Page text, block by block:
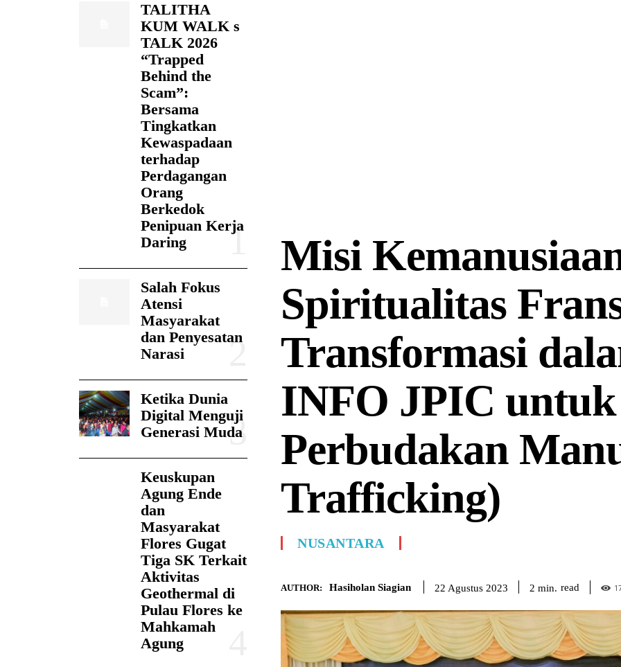
TALITHA
KUM WALK s
TALK 2026
“Trapped
Behind the
Scam”:
Bersama
Tingkatkan
Kewaspadaan
terhadap
Perdagangan
Orang
Berkedok
Penipuan Kerja
Daring
Salah Fokus
Atensi
Masyarakat
dan Penyesatan
Narasi
Ketika Dunia
Digital Menguji
Generasi Muda
Keuskupan
Agung Ende
dan
Masyarakat
Flores Gugat
Tiga SK Terkait
Aktivitas
Geothermal di
Pulau Flores ke
Mahkamah
Agung
Misi
Spiritualitas
Transformasi
INFO JPIC
Perbudakan
Trafficking)
NUSANTARA
AUTHOR: Hasiholan Siagian 22 Agustus 2023 2 min. read